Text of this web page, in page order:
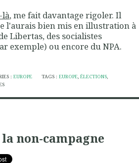
là, me fait davantage rigoler. Il
l'aurais bien mis en illustration à
Libertas, des socialistes
exemple) ou encore du NPA.
: EUROPE TAGS :EUROPE,ÉLECTIONS,
non-campagne